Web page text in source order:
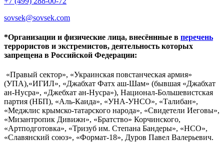
sovsek@sovsek.com
*Организации и физические лица, внесённные в перечень
террористов и экстремистов, деятельность которых
запрещена в Российской Федерации:
«Правый сектор», «Украинская повстанческая армия»
(УПА),«ИГИЛ», «Джабхат Фатх аш-Шам» (бывшая «Джабхат
ан-Нусра», «Джебхат ан-Нусра»), Национал-Большевистская
партия (НБП), «Аль-Каида», «УНА-УНСО», «Талибан»,
«Меджлис крымско-татарского народа», «Свидетели Иеговы»,
«Мизантропик Дивижн», «Братство» Корчинского,
«Артподготовка», «Тризуб им. Степана Бандеры», «НСО»,
«Славянский союз», «Формат-18», Дуров Павел Валерьевич.